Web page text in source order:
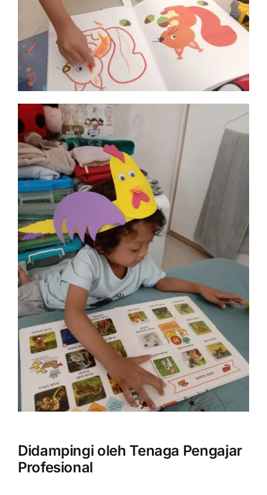
Didampingi oleh Tenaga Pengajar
Profesional